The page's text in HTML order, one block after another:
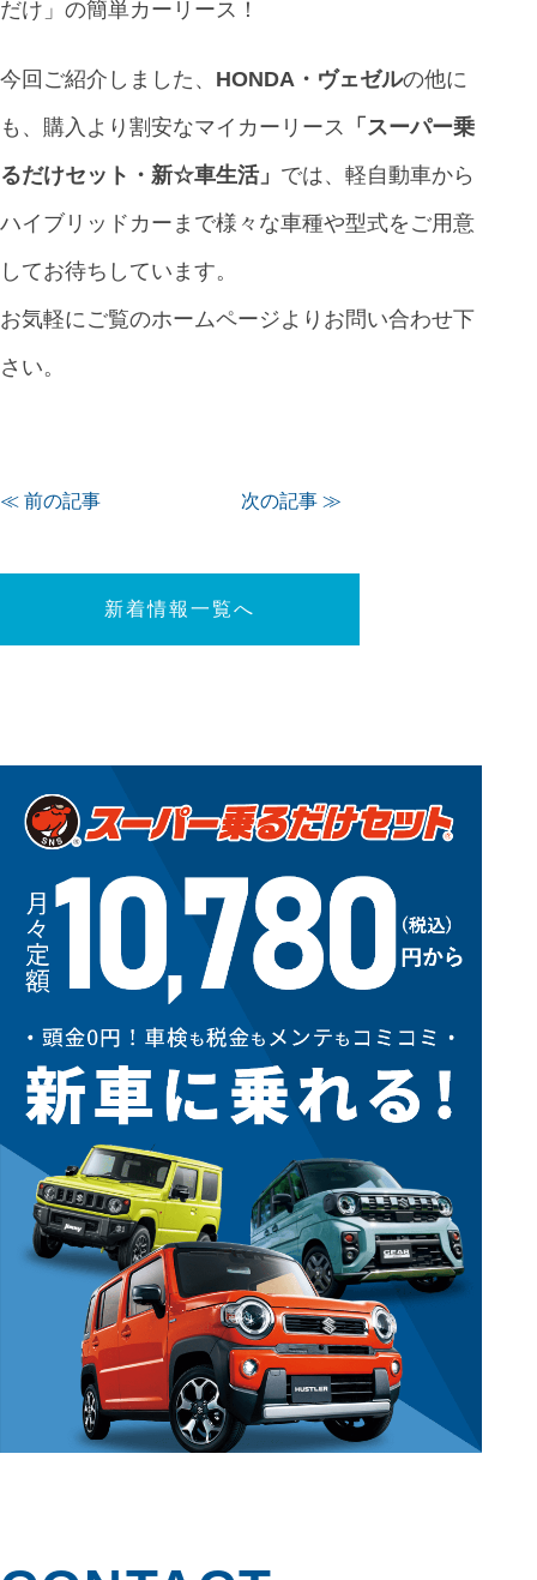
だけ」の簡単カーリース！
今回ご紹介しました、 HONDA・ヴェゼルの他に
も、購入より割安なマイカーリース 「 スーパー乗
るだけセット・新☆車生活」 では、軽自動車から
ハイブリッドカーまで様々な車種や型式をご用意
してお待ちしています。
お気軽にご覧のホームページよりお問い合わせ下
さい。
≪ 前の記事
新着情報一覧へ
次の記事 ≫